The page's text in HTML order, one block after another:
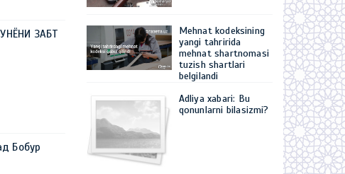
ЗАБТ
Бобур
Mehnat kodeksining
yangi tahririda
mehnat shartnomasi
tuzish shartlari
belgilandi
Adliya xabari: Bu
qonunlarni bilasizmi?